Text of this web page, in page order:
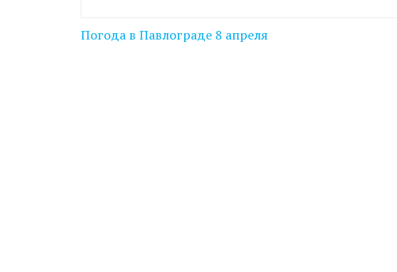
Навігація
Погода в Павлограде 8 апреля